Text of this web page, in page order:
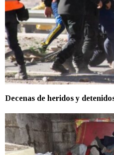
Decenas de heridos y